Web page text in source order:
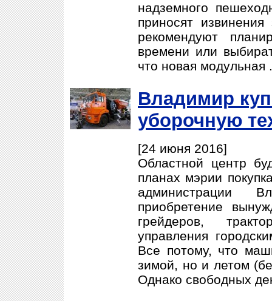
надземного
приносят
рекомендуют
времени или
что новая модульная
Владимир
уборочную
[24 июня 2016]
Областной центр
планах мэрии
администрации
приобретение
грейдеров,
управления
Все потому, что
зимой, но и летом
Однако свободных